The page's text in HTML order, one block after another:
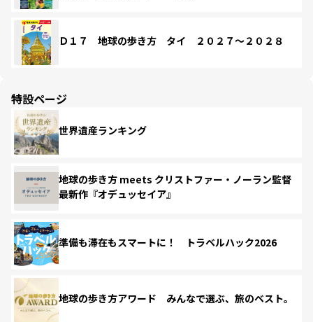
Ｄ１７ 地球の歩き方 タイ ２０２７～２０２８
特設ページ
世界遺産ランキング
地球の歩き方 meets クリストファー・ノーラン監督
最新作『オデュッセイア』
準備も滞在もスマートに！ トラベルハック2026
地球の歩き方アワード みんなで選ぶ、旅のベスト。